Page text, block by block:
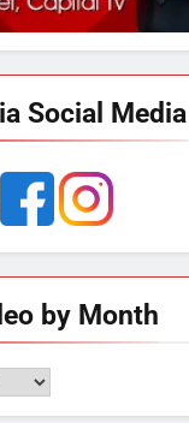
289 एकड़ भूमि पर
फ्री डेटा सेंटर,
रोजगार सृजन की
UP में ग्रामीण
डेयरी, कुटीर
राम की नगरी
का स्वागत करेगा
Social Media
by Month